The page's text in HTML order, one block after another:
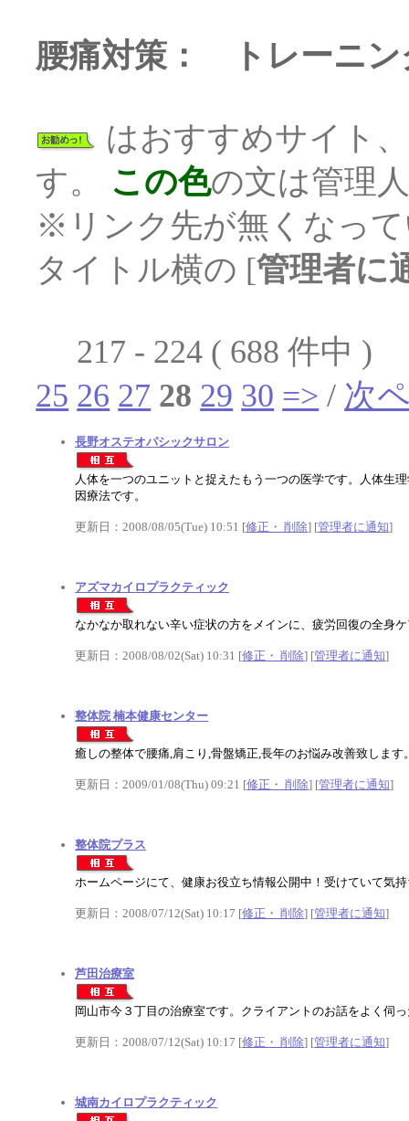
腰痛対策： トレーニン
はおすすめサイト
す。 この色の文は管理
※リンク先が無くなっ
タイトル横の [管理者に
217 - 224 ( 688 件中
25 26 27 28 29 30 => / 次
長野オステオパシックサロン
人体を一つのユニットと捉えたもう一つの医学です。人体生
因療法です。
更新日：2008/08/05(Tue) 10:51 [修正・ 削除] [管理者に通知]
アズマカイロプラクティック
なかなか取れない辛い症状の方をメインに、疲労回復の全身
更新日：2008/08/02(Sat) 10:31 [修正・ 削除] [管理者に通知]
整体院 楠本健康センター
癒しの整体で腰痛,肩こり,骨盤矯正,長年のお悩み改善致しま
更新日：2009/01/08(Thu) 09:21 [修正・ 削除] [管理者に通知]
整体院プラス
ホームページにて、健康お役立ち情報公開中！受けていて気
更新日：2008/07/12(Sat) 10:17 [修正・ 削除] [管理者に通知]
芦田治療室
岡山市今３丁目の治療室です。クライアントのお話をよく伺
更新日：2008/07/12(Sat) 10:17 [修正・ 削除] [管理者に通知]
城南カイロプラクティック